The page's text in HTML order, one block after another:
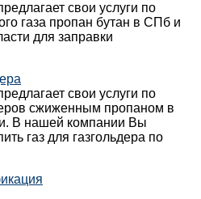
свои услуги по
газа пропан бутан в СПб и
для заправки
свои услуги по
сжиженным пропаном в
В нашей компании Вы
газ для газгольдера по